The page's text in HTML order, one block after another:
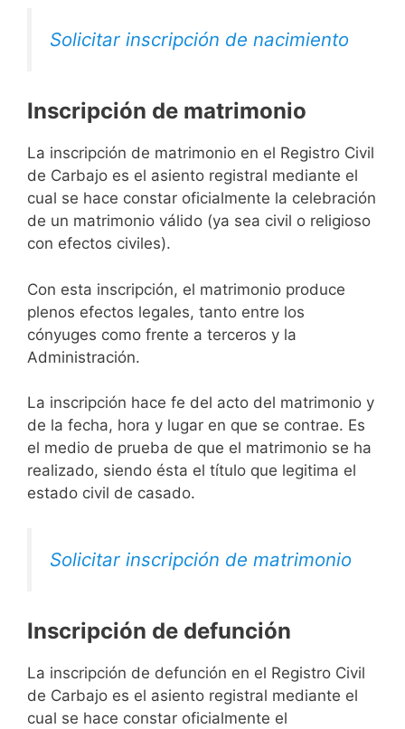
Solicitar inscripción de nacimiento
Inscripción de matrimonio
La inscripción de matrimonio en el Registro Civil
de Carbajo es el asiento registral mediante el
cual se hace constar oficialmente la celebración
de un matrimonio válido (ya sea civil o religioso
con efectos civiles).
Con esta inscripción, el matrimonio produce
plenos efectos legales, tanto entre los
cónyuges como frente a terceros y la
Administración.
La inscripción hace fe del acto del matrimonio y
de la fecha, hora y lugar en que se contrae. Es
el medio de prueba de que el matrimonio se ha
realizado, siendo ésta el título que legitima el
estado civil de casado.
Solicitar inscripción de matrimonio
Inscripción de defunción
La inscripción de defunción en el Registro Civil
de Carbajo es el asiento registral mediante el
cual se hace constar oficialmente el